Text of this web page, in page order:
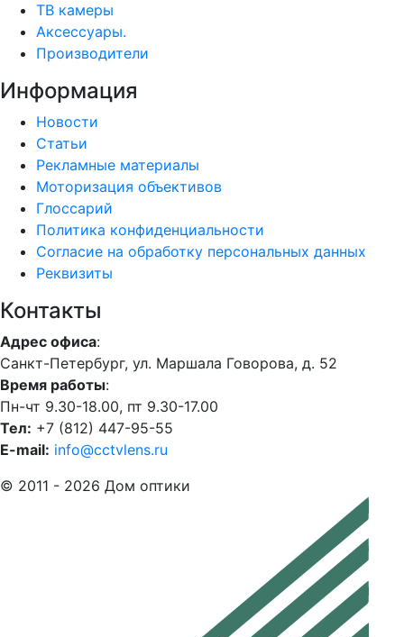
ТВ камеры
Аксессуары.
Производители
Информация
Новости
Статьи
Рекламные материалы
Моторизация объективов
Глоссарий
Политика конфиденциальности
Согласие на обработку персональных данных
Реквизиты
Контакты
Адрес офиса:
Санкт-Петербург, ул. Маршала Говорова, д. 52
Время работы:
Пн-чт 9.30-18.00, пт 9.30-17.00
Тел: +7 (812) 447-95-55
E-mail: info@cctvlens.ru
© 2011 - 2026 Дом оптики